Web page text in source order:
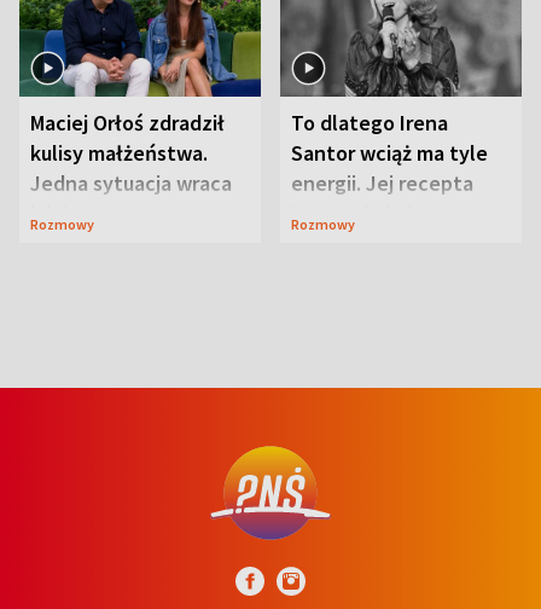
Maciej Orłoś zdradził
kulisy małżeństwa.
Jedna sytuacja wraca
jak bumerang
Rozmowy
To dlatego Irena
Santor wciąż ma tyle
energii. Jej recepta
jest zaskakująco
Rozmowy